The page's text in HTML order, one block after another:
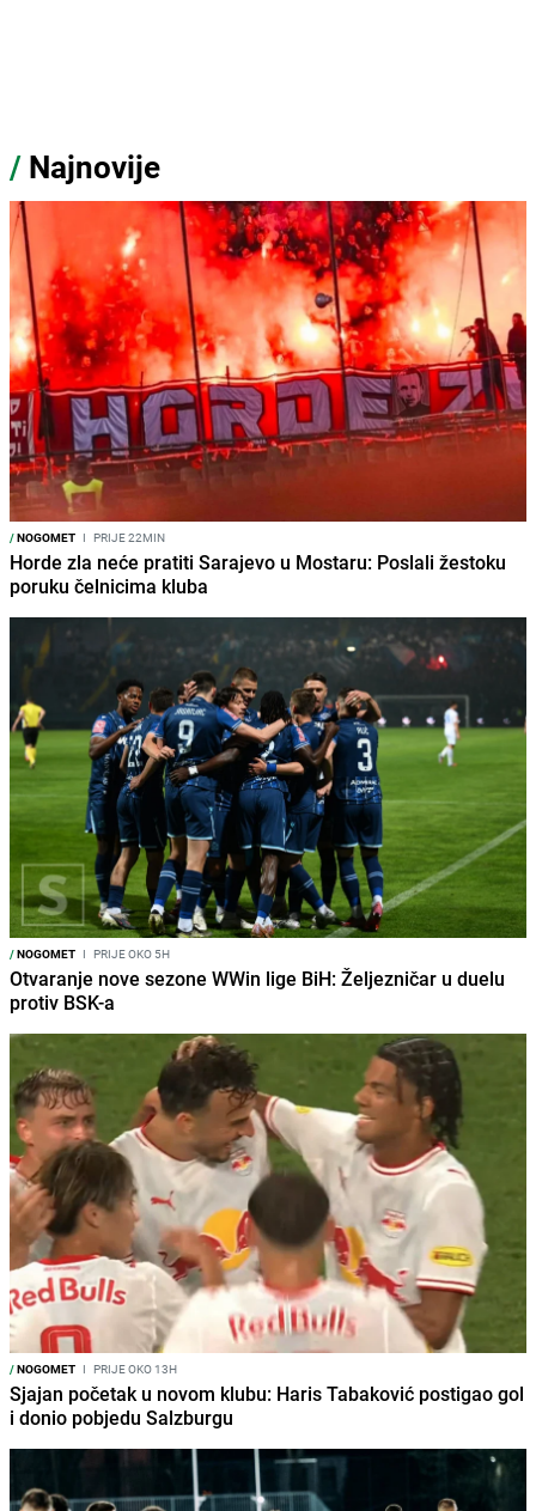
/ Najnovije
/NOGOMET I PRIJE 22MIN
Horde zla neće pratiti Sarajevo u Mostaru: Poslali žestoku
poruku čelnicima kluba
/NOGOMET I PRIJE OKO 5H
Otvaranje nove sezone WWin lige BiH: Željezničar u duelu
protiv BSK-a
/NOGOMET I PRIJE OKO 13H
Sjajan početak u novom klubu: Haris Tabaković postigao gol
i donio pobjedu Salzburgu